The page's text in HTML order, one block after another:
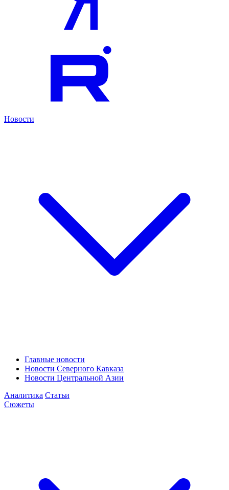
Новости
Главные новости
Новости Северного Кавказа
Новости Центральной Азии
Аналитика Статьи
Сюжеты